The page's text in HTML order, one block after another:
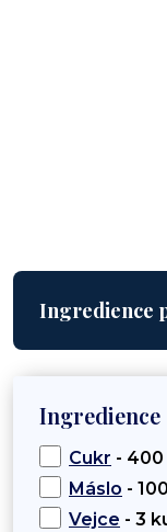
Ingredience
Ingredience
Cukr - 400
Máslo -
Vejce - 3